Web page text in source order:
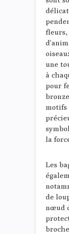
fleurs,
une
à
pour
motifs
la
Les
de
nœud